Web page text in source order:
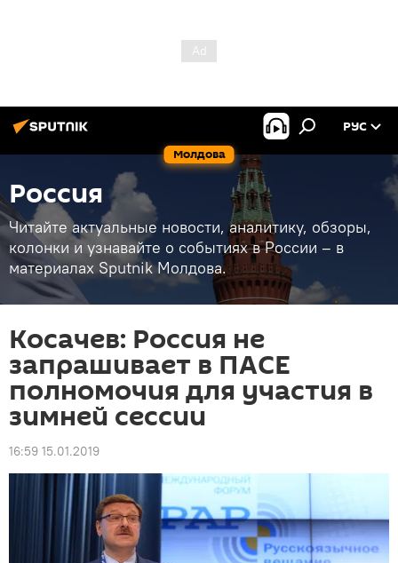
Молдова
РУС
Россия
Читайте актуальные новости, аналитику, обзоры,
колонки и узнавайте о событиях в России – в
материалах Sputnik Молдова.
Косачев: Россия не
запрашивает в ПАСЕ
полномочия для участия в
зимней сессии
16:59 15.01.2019